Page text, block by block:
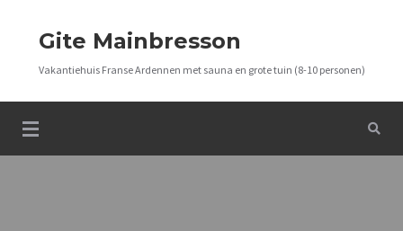
Gite Mainbresson
Vakantiehuis Franse Ardennen met sauna en grote tuin (8-10 personen)